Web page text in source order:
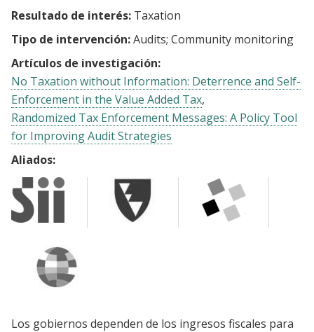
Resultado de interés: Taxation
Tipo de intervención:Audits Community monitoring
Artículos de investigación:
No Taxation without Information: Deterrence and Self-
Enforcement in the Value Added Tax
Randomized Tax Enforcement Messages: A Policy Tool
for Improving Audit Strategies
Aliados:
Los gobiernos dependen de los ingresos fiscales para